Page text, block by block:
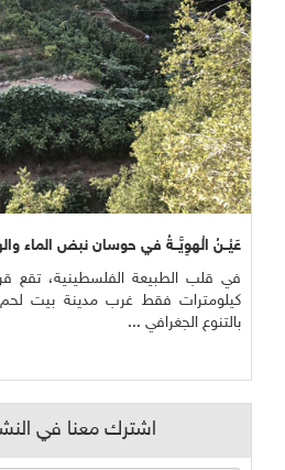
عَيْــنُ الْهوِيَّــةُ في حوسان نبض الماء
في قلب الطبيعة الفلسطينية، تقع
كيلومترات فقط غرب مدينة بيت
بالتنوع الجغرافي ...
اشترك معنا في